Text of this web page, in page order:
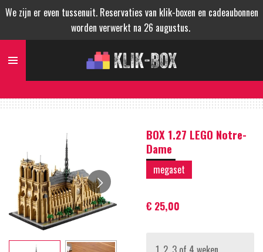
Ga
naar
de
We zijn er even tussenuit. Reservaties van klik-boxen en cadeaubonnen
worden verwerkt na 26 augustus.
BOX 1.27 LEGO Notre-
Dame
megaset
€ 25,00